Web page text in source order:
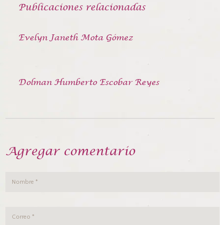
Publicaciones relacionadas
Evelyn Janeth Mota Gómez
Dolman Humberto Escobar Reyes
Agregar comentario